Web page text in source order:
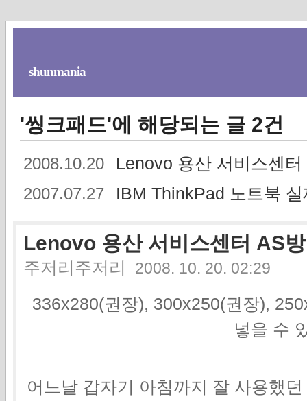
shunmania
'씽크패드'에 해당되는 글 2건
2008.10.20 Lenovo 용산 서비스센
2007.07.27 IBM ThinkPad 노트북
Lenovo 용산 서비스센터 AS
주저리주저리 2008. 10. 20. 02:29
336x280(권장), 300x250(권장),
넣을 수
어느날 갑자기 아침까지 잘 사용했